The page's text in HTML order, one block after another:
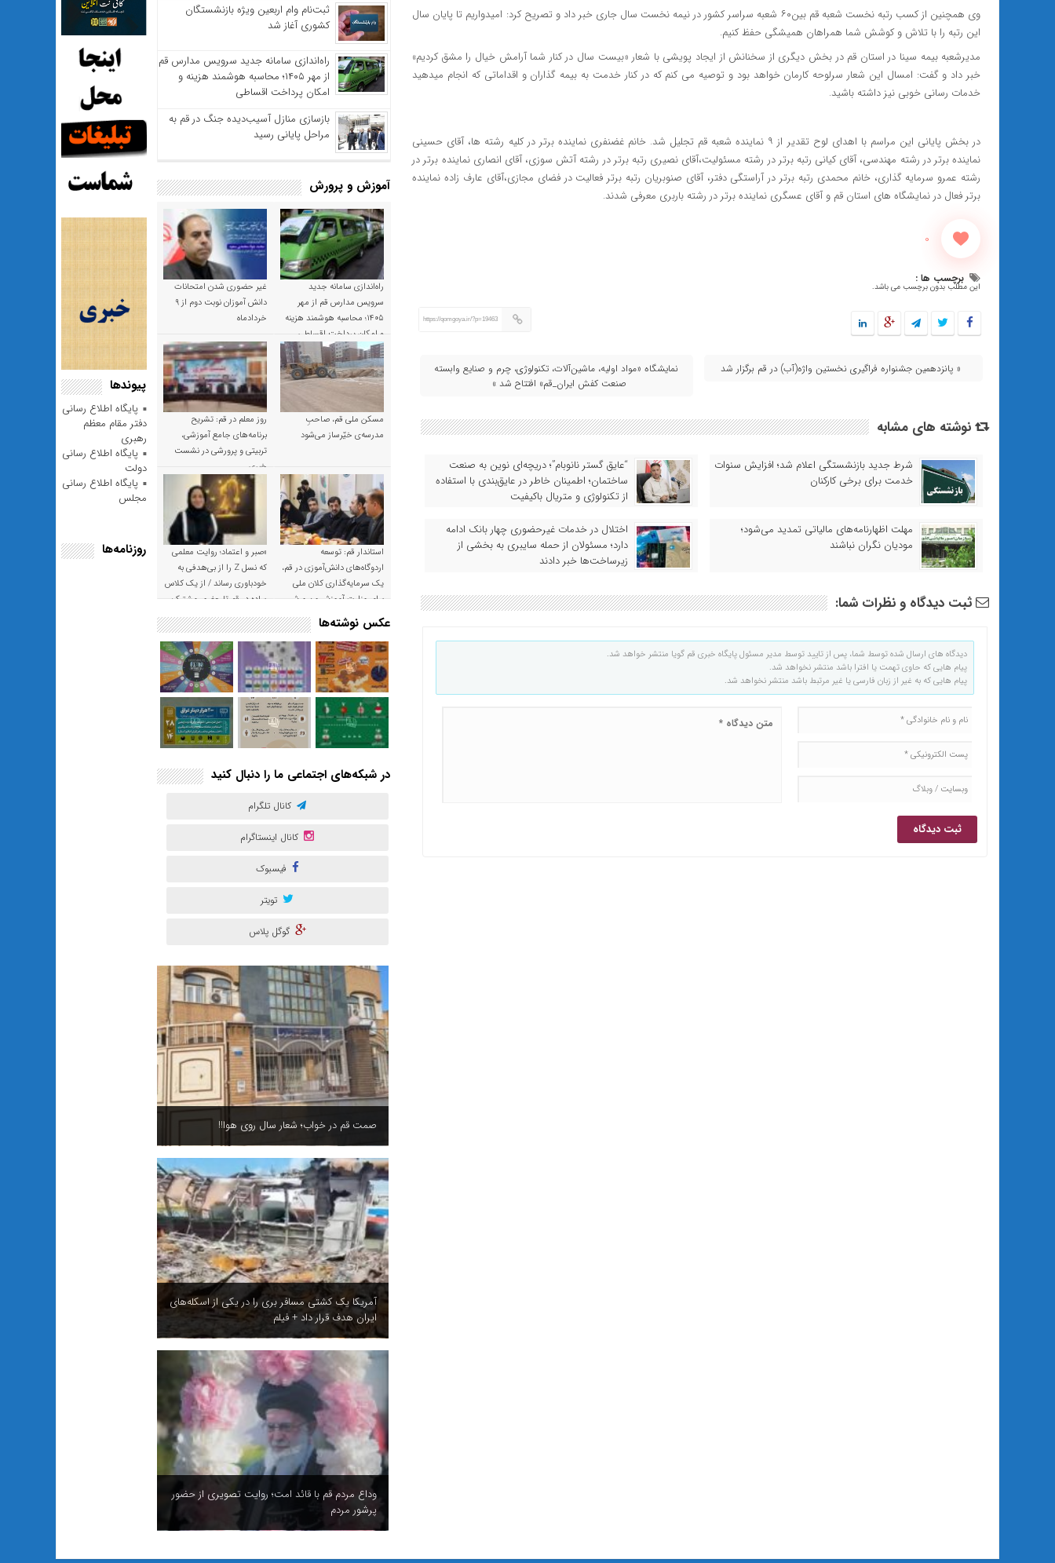
وی همچنین از کسب رتبه نخست شعبه قم بین۶۰ شعبه سراسر کشور در نیمه نخست سال جاری خبر داد و تصریح کرد: امیدواریم تا پایان سال
این رتبه را با تلاش و کوشش شما همراهان همیشگی حفظ کنیم.
مدیرشعبه بیمه سینا در استان قم در بخش دیگری از سخنانش از ایجاد پویشی با شعار «بیست سال در کنار شما آرامش خیال را مشق کردیم»
خبر داد و گفت: امسال این شعار سرلوحه کارمان خواهد بود و توصیه می کنم که در کنار خدمت به بیمه گذاران و اقداماتی که انجام میدهید
خدمات رسانی خوبی نیز داشته باشید.
در بخش پایانی این مراسم با اهدای لوح تقدیر از ۹ نماینده شعبه قم تجلیل شد. خانم غضنفری نماینده برتر در کلیه رشته ها، آقای حسینی
نماینده برتر در رشته مهندسی، آقای کیانی رتبه برتر در رشته مسئولیت،آقای نصیری رتبه برتر در رشته آتش سوزی، آقای انصاری نماینده برتر در
رشته عمرو سرمایه گذاری، خانم محمدی رتبه برتر در آراستگی دفتر، آقای صنوبریان رتبه برتر فعالیت در فضای مجازی،آقای عارف زاده نماینده
برتر فعال در نمایشگاه های استان قم و آقای عسگری نماینده برتر در رشته باربری معرفی شدند.
0
برچسب ها :
این مطلب بدون برچسب می باشد.
https://qomgoya.ir/?p=19463
« پانزدهمین جشنواره فراگیری نخستین واژه(آب) در قم برگزار شد
نمایشگاه «مواد اولیه، ماشین‌آلات، تکنولوژی، چرم و صنایع وابسته
صنعت کفش ایران_قم» افتتاح شد »
نوشته های مشابه
شرط جدید بازنشستگی اعلام شد؛ افزایش سنوات
خدمت برای برخی کارکنان
“عایق گستر نانوبام”؛ دریچه‌ای نوین به صنعت
ساختمان؛ اطمینان خاطر در عایق‌بندی با استفاده
از تکنولوژی و متریال باکیفیت
مهلت اظهارنامه‌های مالیاتی تمدید می‌شود؛
مودیان نگران نباشند
اختلال در خدمات غیرحضوری چهار بانک ادامه
دارد؛ مسئولان از حمله سایبری به بخشی از
زیرساخت‌ها خبر دادند
ثبت دیدگاه و نظرات شما:
دیدگاه های ارسال شده توسط شما، پس از تایید توسط مدیر مسئول پایگاه خبری قم گویا منتشر خواهد شد.
پیام هایی که حاوی تهمت یا افترا باشد منتشر نخواهد شد.
پیام هایی که به غیر از زبان فارسی یا غیر مرتبط باشد منتشر نخواهد شد.
ثبت‌نام وام اربعین ویژه بازنشستگان
کشوری آغاز شد
راه‌اندازی سامانه جدید سرویس مدارس قم
از مهر ۱۴۰۵؛ محاسبه هوشمند هزینه و
امکان پرداخت اقساطی
بازسازی منازل آسیب‌دیده جنگ در قم به
مراحل پایانی رسید
آموزش و پرورش
راه‌اندازی سامانه جدید
سرویس مدارس قم از مهر
۱۴۰۵؛ محاسبه هوشمند هزینه
و امکان پرداخت اقساطی
غیر حضوری شدن امتحانات
دانش آموزان نوبت دوم از ۹
خردادماه
مسکن ملی قم، صاحبِ
مدرسه‌ی خیّرساز می‌شود
روز معلم در قم: تشریح
برنامه‌های جامع آموزشی،
تربیتی و پرورشی در نشست
خبری
استاندار قم: توسعه
اردوگاه‌های دانش‌آموزی در قم،
یک سرمایه‌گذاری کلان ملی
برای وزارت آموزش و پرورش
است
«صبر و اعتماد؛ روایت معلمی
که نسل Z را از بی‌هدفی به
خودباوری رساند / از یک کلاس
ساده در قم تا حضور مشترک
معلم و هنرجویان در مهم‌ترین
گالری قرآنی هوش مصنوعی
تهران
عکس نوشته‌ها
در شبکه‌های اجتماعی ما را دنبال کنید
کانال تلگرام
کانال اینستاگرام
فیسبوک
تویتر
گوگل پلاس
صمت قم در خواب؛ شعار سال روی هوا!!
آمریکا یک کشتی مسافر بری را در یکی از اسکله‌های
ایران هدف قرار داد + فیلم
وداع مردم قم با قائد امت؛ روایت تصویری از حضور
پرشور مردم
پیوندها
پایگاه اطلاع رسانی
دفتر مقام معظم
رهبری
پایگاه اطلاع رسانی
دولت
پایگاه اطلاع رسانی
مجلس
روزنامه‌ها